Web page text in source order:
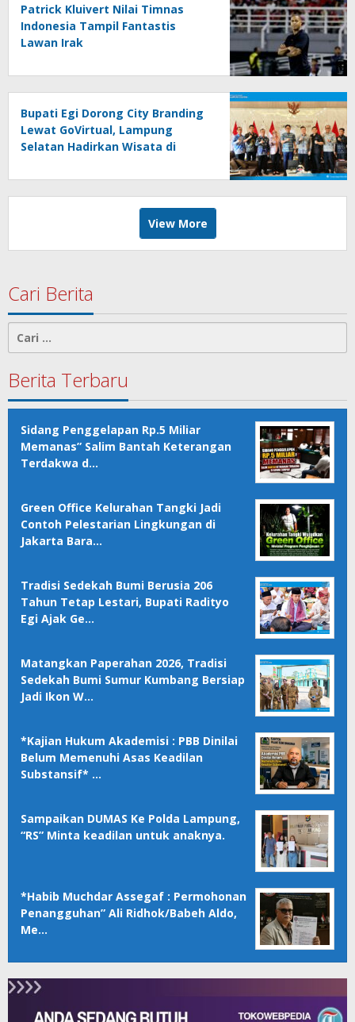
Patrick Kluivert Nilai Timnas
Indonesia Tampil Fantastis
Lawan Irak
Bupati Egi Dorong City Branding
Lewat GoVirtual, Lampung
Selatan Hadirkan Wisata di
View More
Cari Berita
untuk:
Berita Terbaru
Sidang Penggelapan Rp.5 Miliar
Memanas” Salim Bantah Keterangan
Terdakwa d…
Green Office Kelurahan Tangki Jadi
Contoh Pelestarian Lingkungan di
Jakarta Bara…
Tradisi Sedekah Bumi Berusia 206
Tahun Tetap Lestari, Bupati Radityo
Egi Ajak Ge…
Matangkan Paperahan 2026, Tradisi
Sedekah Bumi Sumur Kumbang Bersiap
Jadi Ikon W…
*Kajian Hukum Akademisi : PBB Dinilai
Belum Memenuhi Asas Keadilan
Substansif* …
Sampaikan DUMAS Ke Polda Lampung,
“RS” Minta keadilan untuk anaknya.
*Habib Muchdar Assegaf : Permohonan
Penangguhan” Ali Ridhok/Babeh Aldo,
Me…